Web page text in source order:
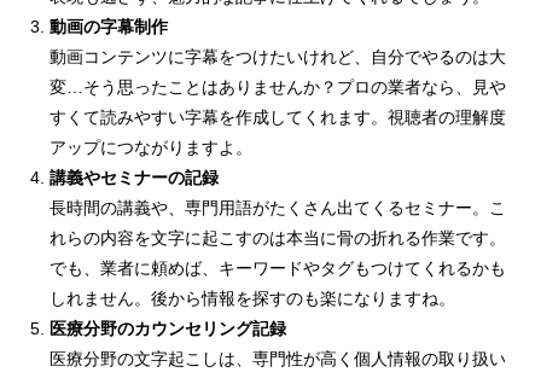
動画の字幕制作
動画コンテンツに字幕をつけたいけれど、自分でやるのは大
変…そう思ったことはありませんか？プロの業者なら、見や
すくて読みやすい字幕を作成してくれます。視聴者の理解度
アップにつながりますよ。
講義やセミナーの記録
長時間の講義や、専門用語がたくさん出てくるセミナー。こ
れらの内容を文字に起こすのは本当に骨の折れる作業です。
でも、業者に頼めば、キーワードやタグもつけてくれるかも
しれません。後から情報を探すのも楽になりますね。
医療分野のカウンセリング記録
医療分野の文字起こしは、専門性が高く個人情報の取り扱い